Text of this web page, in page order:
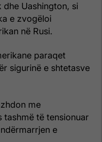
Uashington, si
e zvogëloi
në Rusi.
paraqet
sigurinë e shtetasve
me
tashmë të tensionuar
e